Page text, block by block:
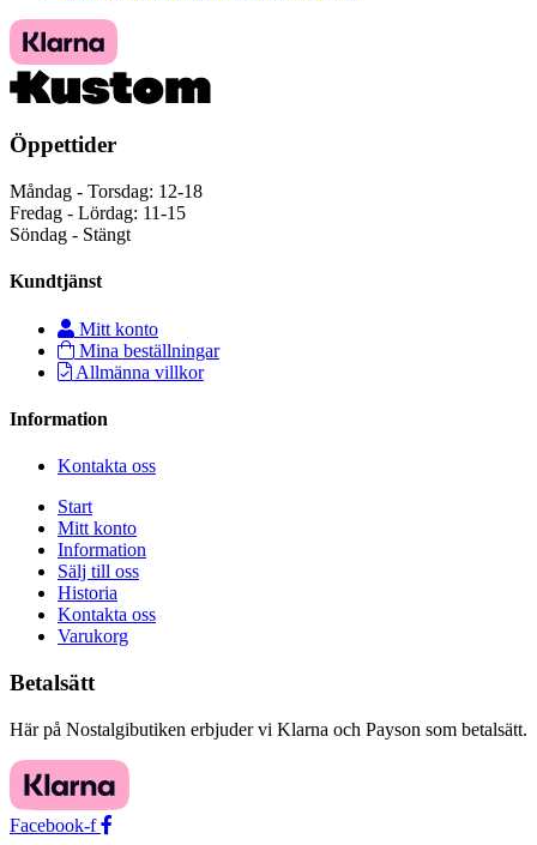
Öppettider
Måndag - Torsdag: 12-18
Fredag - Lördag: 11-15
Söndag - Stängt
Kundtjänst
Mitt konto
Mina beställningar
Allmänna villkor
Information
Kontakta oss
Start
Mitt konto
Information
Sälj till oss
Historia
Kontakta oss
Varukorg
Betalsätt
Här på Nostalgibutiken erbjuder vi Klarna och Payson som betalsätt.
Facebook-f